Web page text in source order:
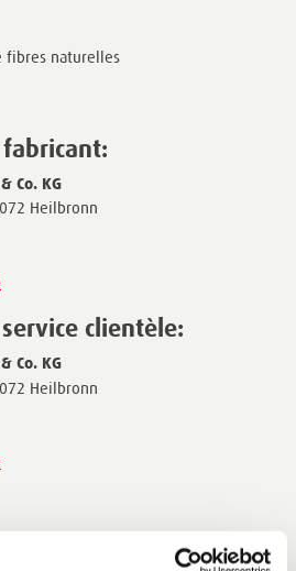
fibres naturelles
Co. KG
Heilbronn
clientèle:
Co. KG
Heilbronn